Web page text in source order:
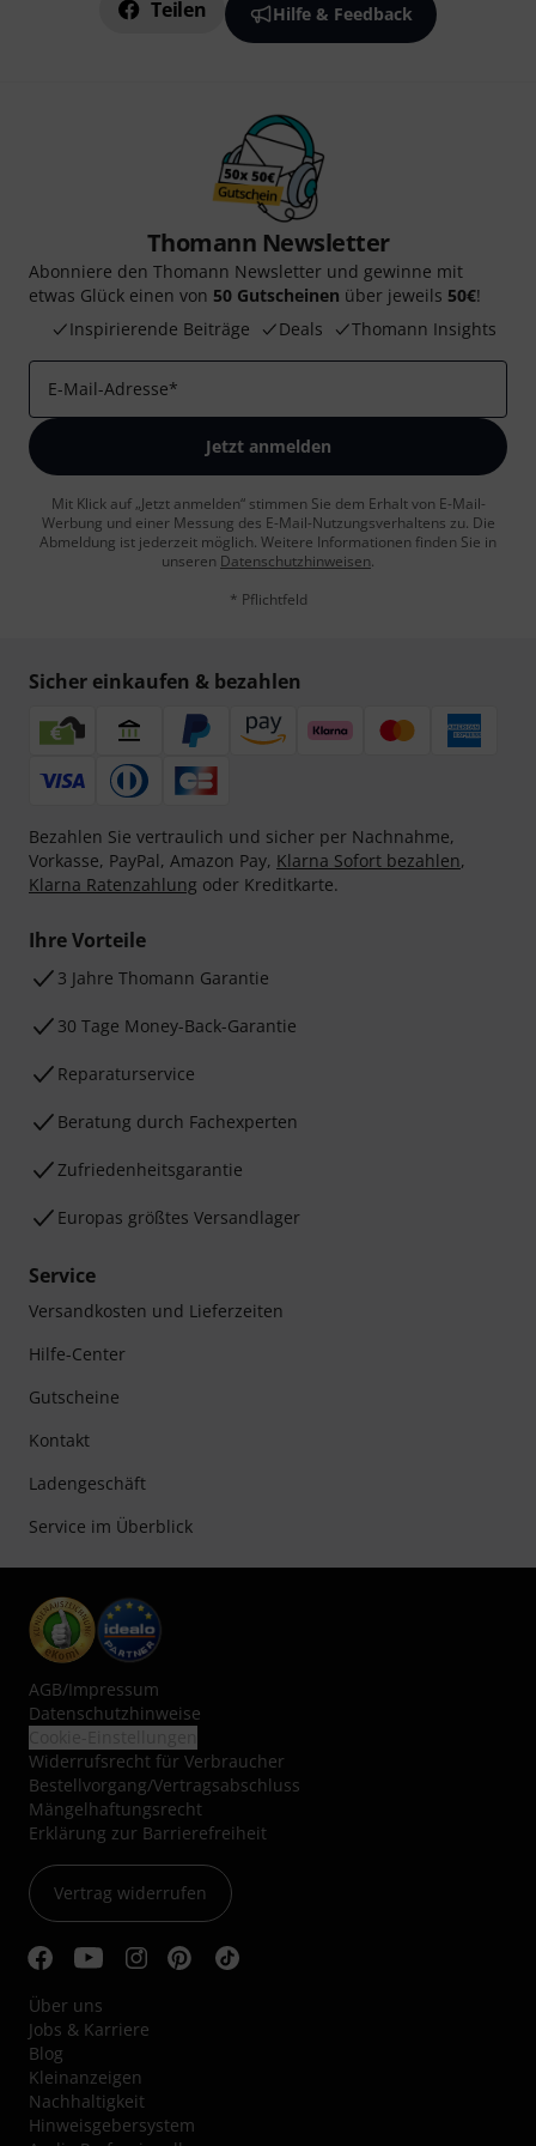
Teilen Hilfe & Feedback
Thomann Newsletter
Abonniere den Thomann Newsletter und gewinne mit
etwas Glück einen von 50 Gutscheinen über jeweils 50€!
Inspirierende Beiträge
Deals Thomann Insights
E-Mail-Adresse*
Jetzt anmelden
Mit Klick auf „Jetzt anmelden“ stimmen Sie dem Erhalt von E-Mail-
Werbung und einer Messung des E-Mail-Nutzungsverhaltens zu. Die
Abmeldung ist jederzeit möglich. Weitere Informationen finden Sie in
unseren Datenschutzhinweisen.
* Pflichtfeld
Sicher einkaufen & bezahlen
Bezahlen Sie vertraulich und sicher per Nachnahme,
Vorkasse, PayPal, Amazon Pay, Klarna Sofort bezahlen,
Klarna Ratenzahlung oder Kreditkarte.
Ihre Vorteile
3 Jahre Thomann Garantie
30 Tage Money-Back-Garantie
Reparaturservice
Beratung durch Fachexperten
Zufriedenheitsgarantie
Europas größtes Versandlager
Service
Versandkosten und Lieferzeiten
Hilfe-Center
Gutscheine
Kontakt
Ladengeschäft
Service im Überblick
AGB/Impressum
Datenschutzhinweise
Widerrufsrecht für Verbraucher
Bestellvorgang/Vertragsabschluss
Mängelhaftungsrecht
Erklärung zur Barrierefreiheit
Vertrag widerrufen
Über uns
Jobs & Karriere
Blog
Kleinanzeigen
Nachhaltigkeit
Hinweisgebersystem